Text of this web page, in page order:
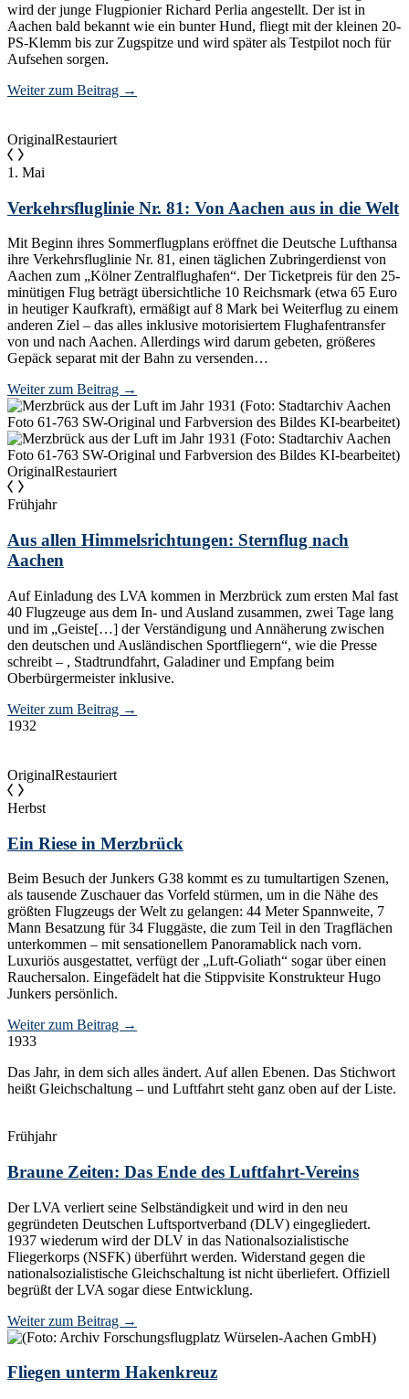
wird der junge Flugpionier Richard Perlia angestellt. Der ist in
Aachen bald bekannt wie ein bunter Hund, fliegt mit der kleinen 20-
PS-Klemm bis zur Zugspitze und wird später als Testpilot noch für
Aufsehen sorgen.
Weiter zum Beitrag →
OriginalRestauriert
1. Mai
Verkehrsfluglinie Nr. 81: Von Aachen aus in die Welt
Mit Beginn ihres Sommerflugplans eröffnet die Deutsche Lufthansa
ihre Verkehrsfluglinie Nr. 81, einen täglichen Zubringerdienst von
Aachen zum „Kölner Zentralflughafen“. Der Ticketpreis für den 25-
minütigen Flug beträgt übersichtliche 10 Reichsmark (etwa 65 Euro
in heutiger Kaufkraft), ermäßigt auf 8 Mark bei Weiterflug zu einem
anderen Ziel – das alles inklusive motorisiertem Flughafentransfer
von und nach Aachen. Allerdings wird darum gebeten, größeres
Gepäck separat mit der Bahn zu versenden…
Weiter zum Beitrag →
OriginalRestauriert
Frühjahr
Aus allen Himmelsrichtungen: Sternflug nach
Aachen
Auf Einladung des LVA kommen in Merzbrück zum ersten Mal fast
40 Flugzeuge aus dem In- und Ausland zusammen, zwei Tage lang
und im „Geiste[…] der Verständigung und Annäherung zwischen
den deutschen und Ausländischen Sportfliegern“, wie die Presse
schreibt – , Stadtrundfahrt, Galadiner und Empfang beim
Oberbürgermeister inklusive.
Weiter zum Beitrag →
1932
OriginalRestauriert
Herbst
Ein Riese in Merzbrück
Beim Besuch der Junkers G38 kommt es zu tumultartigen Szenen,
als tausende Zuschauer das Vorfeld stürmen, um in die Nähe des
größten Flugzeugs der Welt zu gelangen: 44 Meter Spannweite, 7
Mann Besatzung für 34 Fluggäste, die zum Teil in den Tragflächen
unterkommen – mit sensationellem Panoramablick nach vorn.
Luxuriös ausgestattet, verfügt der „Luft-Goliath“ sogar über einen
Rauchersalon. Eingefädelt hat die Stippvisite Konstrukteur Hugo
Junkers persönlich.
Weiter zum Beitrag →
1933
Das Jahr, in dem sich alles ändert. Auf allen Ebenen. Das Stichwort
heißt Gleichschaltung – und Luftfahrt steht ganz oben auf der Liste.
Frühjahr
Braune Zeiten: Das Ende des Luftfahrt-Vereins
Der LVA verliert seine Selbständigkeit und wird in den neu
gegründeten Deutschen Luftsportverband (DLV) eingegliedert.
1937 wiederum wird der DLV in das Nationalsozialistische
Fliegerkorps (NSFK) überführt werden. Widerstand gegen die
nationalsozialistische Gleichschaltung ist nicht überliefert. Offiziell
begrüßt der LVA sogar diese Entwicklung.
Weiter zum Beitrag →
Fliegen unterm Hakenkreuz